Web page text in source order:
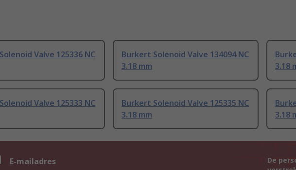
Valve 125336 NC
Burkert Solenoid Valve 134094 NC
3.18 mm
3.18
Valve 125333 NC
Burkert Solenoid Valve 125335 NC
3.18 mm
3.18
E-mailadres
De